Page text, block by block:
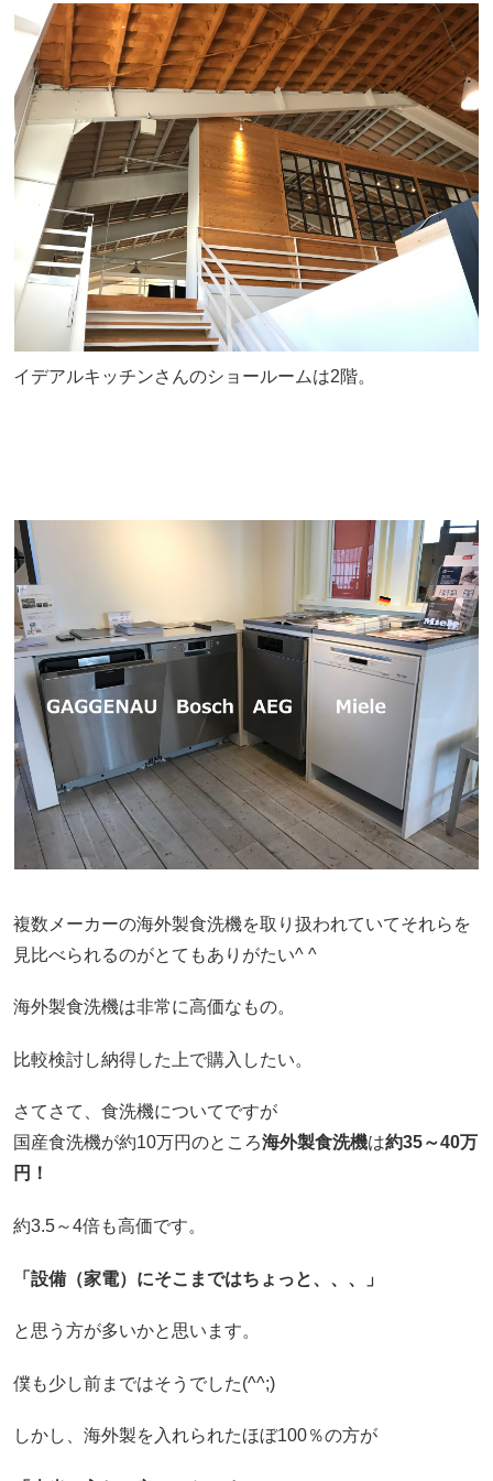
イデアルキッチンさんのショールームは2階。
複数メーカーの海外製食洗機を取り扱われていてそれらを
見比べられるのがとてもありがたい^ ^
海外製食洗機は非常に高価なもの。
比較検討し納得した上で購入したい。
さてさて、食洗機についてですが
国産食洗機が約10万円のところ海外製食洗機は約35～40万
円！
約3.5～4倍も高価です。
「設備（家電）にそこまではちょっと、、、」
と思う方が多いかと思います。
僕も少し前まではそうでした(^^;)
しかし、海外製を入れられたほぼ100％の方が